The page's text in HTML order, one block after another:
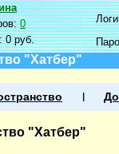
0
0 руб.
"Хатбер"
"Хатбер"